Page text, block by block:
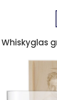
Whiskyglas